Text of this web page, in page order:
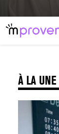
À LA UNE